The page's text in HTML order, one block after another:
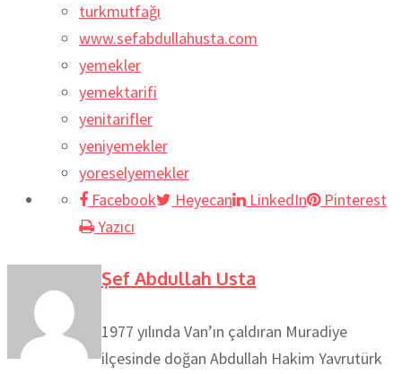
turkmutfağı
www.sefabdullahusta.com
yemekler
yemektarifi
yenitarifler
yeniyemekler
yoreselyemekler
Facebook
Heyecan LinkedIn
Pinterest
Yazıcı
Şef Abdullah Usta
1977 yılında Van’ın çaldıran Muradiye
ilçesinde doğan Abdullah Hakim Yavrutürk